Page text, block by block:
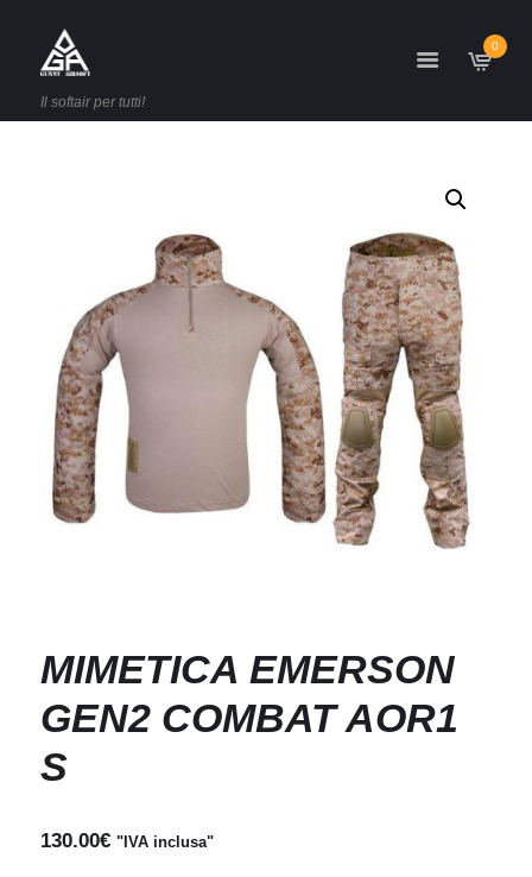
Il softair per tutti!
0
MIMETICA EMERSON
GEN2 COMBAT AOR1
S
130.00€ "IVA inclusa"